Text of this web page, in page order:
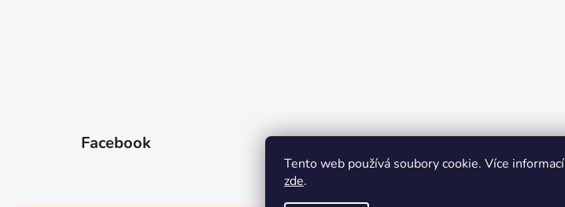
Tento web používá soubory cookie. Více informací
zde.
Facebook